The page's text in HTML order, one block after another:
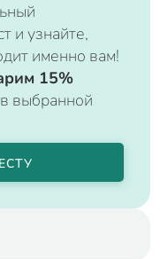
и узнайте,
именно вам!
15%
в выбранной